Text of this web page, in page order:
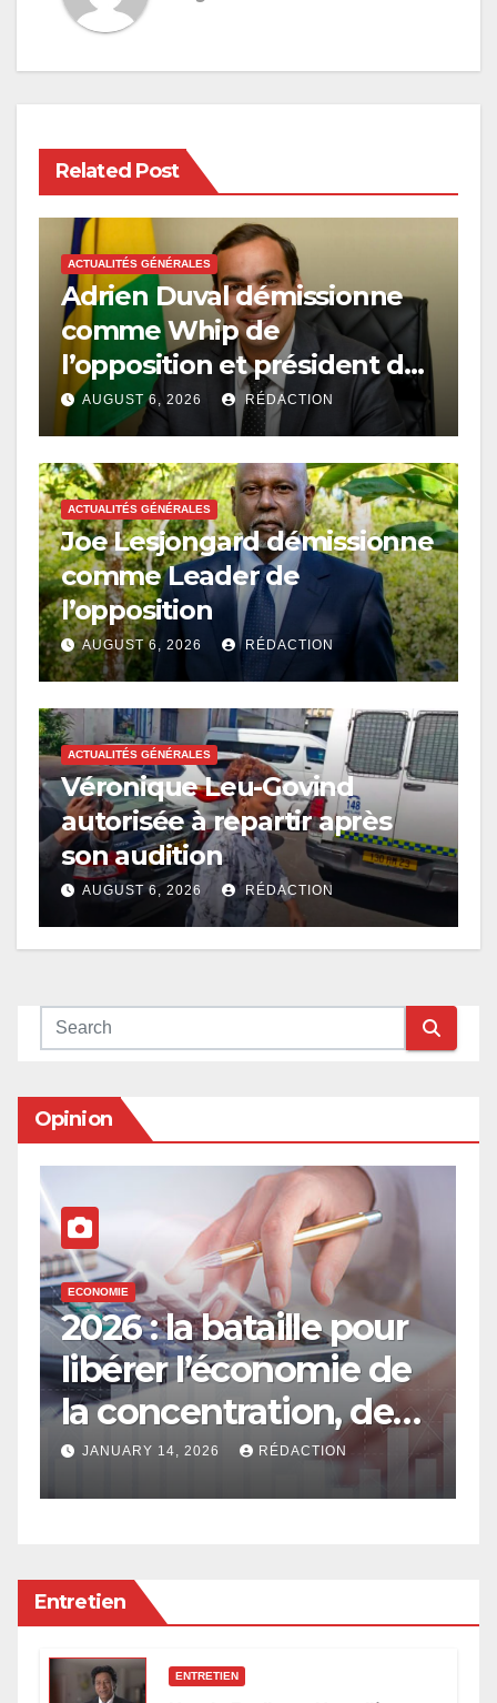
Related Post
ACTUALITÉS GÉNÉRALES
Adrien Duval démissionne
comme Whip de
l’opposition et président du
PAC
AUGUST 6, 2026 RÉDACTION
ACTUALITÉS GÉNÉRALES
Joe Lesjongard démissionne
comme Leader de
l’opposition
AUGUST 6, 2026 RÉDACTION
ACTUALITÉS GÉNÉRALES
Véronique Leu-Govind
autorisée à repartir après
son audition
AUGUST 6, 2026 RÉDACTION
Opinion
ECONOMIE
2026 : la bataille pour
libérer l’économie de
la concentration, de
l’oligarchie et des
privilèges hérités
JANUARY 14, 2026 RÉDACTION
Entretien
ENTRETIEN